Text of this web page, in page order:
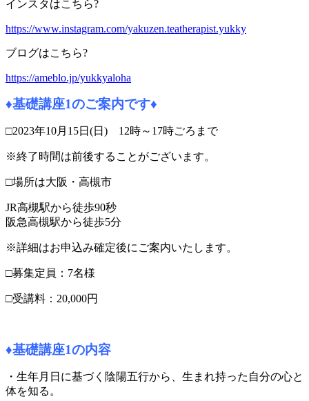
インスタはこちら?
https://www.instagram.com/yakuzen.teatherapist.yukky
ブログはこちら?
https://ameblo.jp/yukkyaloha
♦基礎講座1のご案内です♦
□2023年10月15日(日) 12時～17時ごろまで
※終了時間は前後することがございます。
□場所は大阪・高槻市
JR高槻駅から徒歩90秒
阪急高槻駅から徒歩5分
※詳細はお申込み確定後にご案内いたします。
□募集定員：7名様
□受講料：20,000円
♦基礎講座1の内容
・生年月日に基づく陰陽五行から、生まれ持った自分の心と
体を知る。